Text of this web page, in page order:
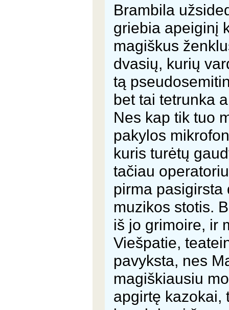
Brambila
griebia apeiginį
magiškus
dvasių, kurių
tą
bet tai tetrunka
Nes kap tik tuo
pakylos
kuris turėtų
tačiau
pirma pasigirsta
muzikos stotis.
iš jo grimoire, ir
Viešpatie,
pavyksta, nes
magiškiausiu
apgirtę kazokai,